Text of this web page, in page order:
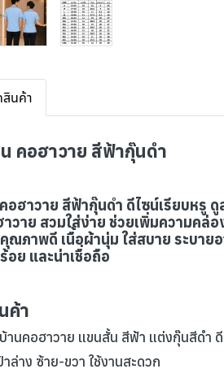
สินค้า
คอฮาวาย สีฟ้ากุ๊นดำ
อฮาวาย สีฟ้ากุ๊นดำ ดีไซน์เรียบหรู
วาย สวมใส่ง่าย ช่วยเพิ่มความคล่
ณภาพดี เนื้อผ้านุ่ม ใส่สบาย ระบาย
อย และน่าเชื่อถือ
ค้า
านคอฮาวาย แขนสั้น สีฟ้า แต่งกุ๊นสีดำ
าล่าง ซ้าย-ขวา ใช้งานสะดวก